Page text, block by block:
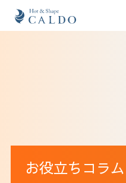
スタジオを探す
プログラム
お役立ちコラム